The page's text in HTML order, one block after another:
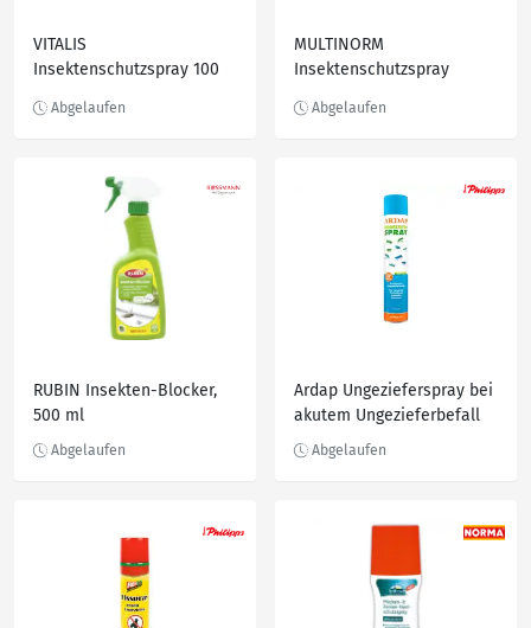
VITALIS
Insektenschutzspray 100
MULTINORM
Insektenschutzspray
RUBIN Insekten-Blocker,
500 ml
Ardap Ungezieferspray bei
akutem Ungezieferbefall